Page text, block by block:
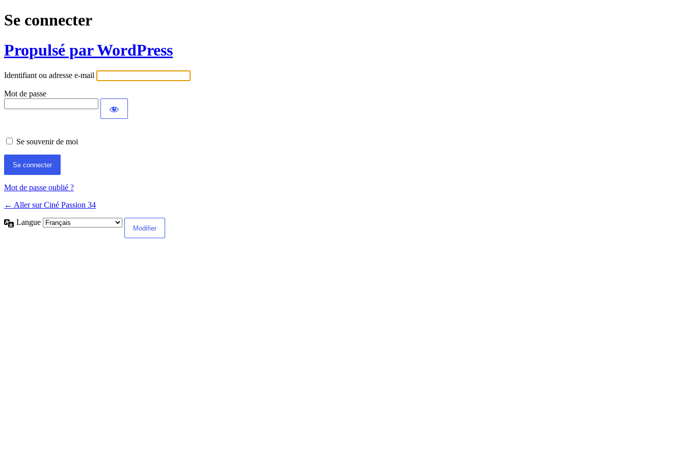
Se connecter
Propulsé par WordPress
Identifiant ou adresse e-mail
Mot de passe
Se souvenir de moi
Mot de passe oublié ?
← Aller sur Ciné Passion 34
Langue